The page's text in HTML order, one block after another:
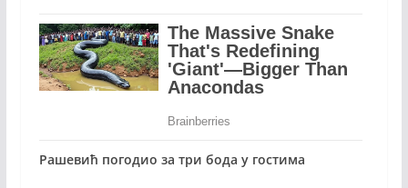
Рашевић погодио за три бода у гостима